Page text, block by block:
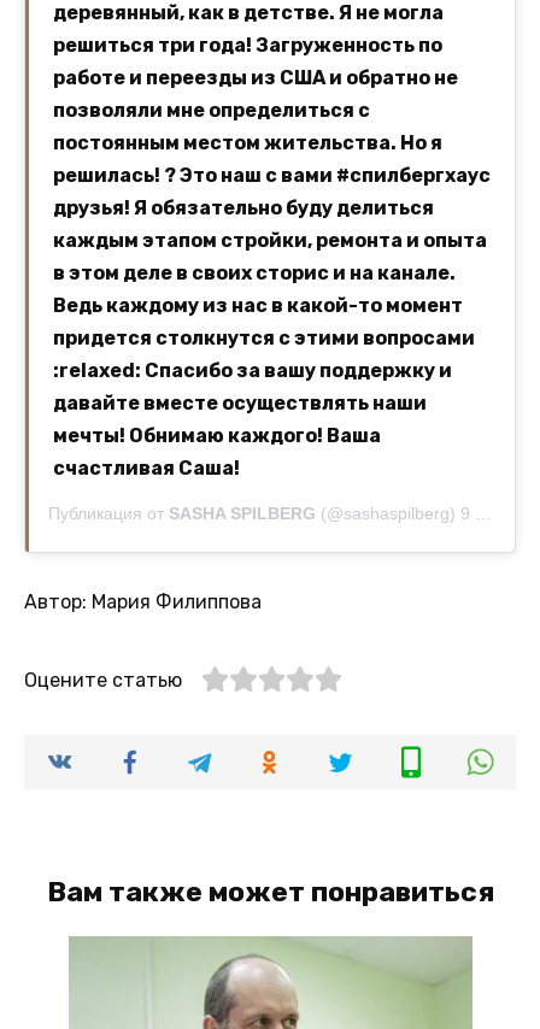
деревянный, как в детстве. Я не могла
решиться три года! Загруженность по
работе и переезды из США и обратно не
позволяли мне определиться с
постоянным местом жительства. Но я
решилась! ? Это наш с вами #спилбергхаус
друзья! Я обязательно буду делиться
каждым этапом стройки, ремонта и опыта
в этом деле в своих сторис и на канале.
Ведь каждому из нас в какой-то момент
придется столкнутся с этими вопросами
:relaxed: Спасибо за вашу поддержку и
давайте вместе осуществлять наши
мечты! Обнимаю каждого! Ваша
счастливая Саша!
Публикация от SASHA SPILBERG (@sashaspilberg) 9 Окт 2020 в 5:06 PDT
Автор: Мария Филиппова
Оцените статью
Вам также может понравиться